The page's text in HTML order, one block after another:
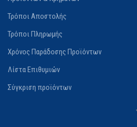
Τρόποι Αποστολής
Τρόποι Πληρωμής
Χρόνος Παράδοσης Προϊόντων
Λίστα Επιθυμιών
Σύγκριση προϊόντων